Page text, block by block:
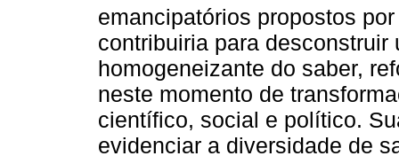
emancipatórios propostos
contribuiria para
homogeneizante do saber,
neste momento de
científico, social e político.
evidenciar a diversidade de